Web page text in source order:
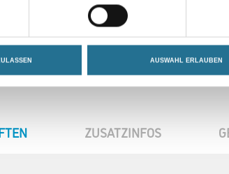
AUSWAHL ERLAUBEN
ZUSATZINFOS